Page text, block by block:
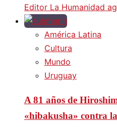
Editor La Humanidad
América Latina
Cultura
Mundo
Uruguay
A 81 años de
«hibakusha» contra